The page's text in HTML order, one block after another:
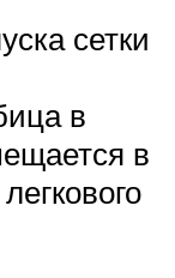
сетки
в
в